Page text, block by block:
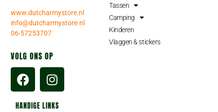
www.dutcharmystore.nl
info@dutcharmystore.nl
06-57253707
VOLG ONS OP
Tassen
Camping
Kinderen
Vlaggen & stickers
HANDIGE LINKS